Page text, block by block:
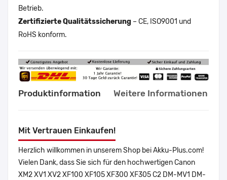
Betrieb.
Zertifizierte Qualitätssicherung – CE, ISO9001 und
RoHS konform.
Produktinformation Weitere Informationen
Mit Vertrauen Einkaufen!
Herzlich willkommen in unserem Shop bei Akku-Plus.com!
Vielen Dank, dass Sie sich für den hochwertigen Canon
XM2 XV1 XV2 XF100 XF105 XF300 XF305 C2 DM-MV1 DM-